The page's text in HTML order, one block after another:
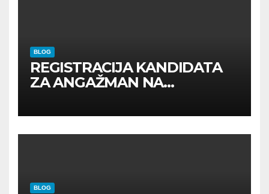
BLOG
REGISTRACIJA KANDIDATA
ZA ANGAŽMAN NA
BLOG